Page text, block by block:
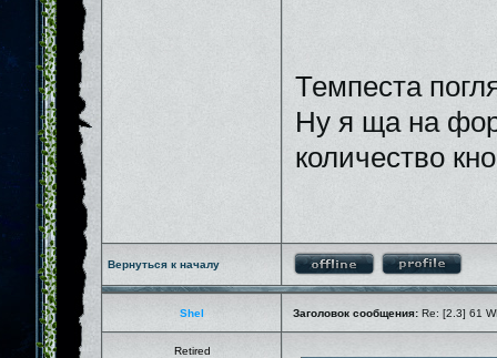
Темпеста
Ну я ща на
количество
Вернуться к началу
Shel Заголовок сообщения: Re: [2.3] 61
Retired